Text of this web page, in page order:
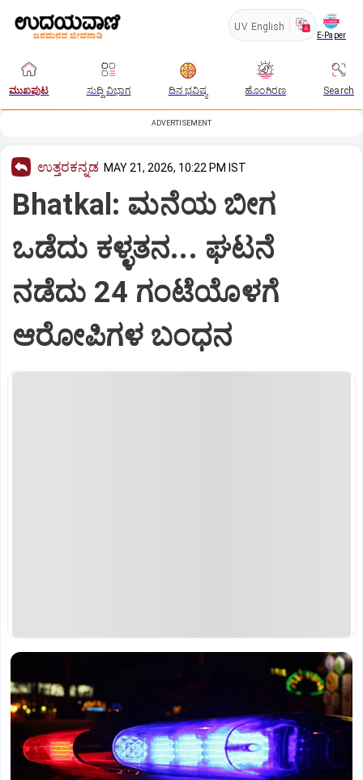
UV English
E-Paper
ಮುಖಪುಟ ಸುದ್ದಿ ವಿಭಾಗ ದಿನ ಭವಿಷ್ಯ ಹೊಂಗಿರಣ Search
ADVERTISEMENT
ಉತ್ತರಕನ್ನಡ MAY 21, 2026, 10:22 PM IST
Bhatkal: ಮನೆಯ ಬೀಗ
ಒಡೆದು ಕಳ್ಳತನ... ಘಟನೆ
ನಡೆದು 24 ಗಂಟೆಯೊಳಗೆ
ಆರೋಪಿಗಳ ಬಂಧನ